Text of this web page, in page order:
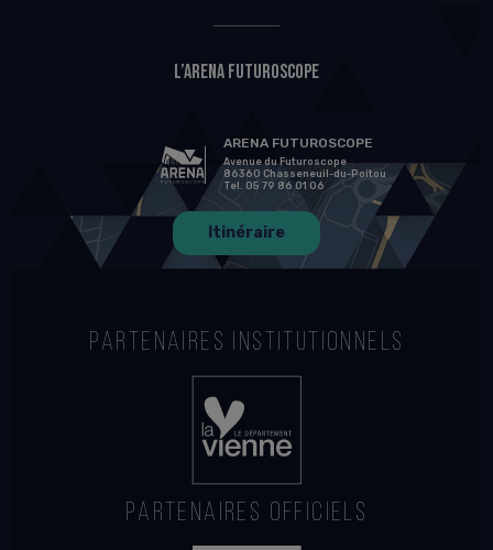
L’Arena Futuroscope
ARENA FUTUROSCOPE
Avenue du Futuroscope
86360 Chasseneuil-du-Poitou
Tel. 05 79 86 01 06
Itinéraire
PARTENAIRES INSTITUTIONNELS
PARTENAIRES OFFICIELS